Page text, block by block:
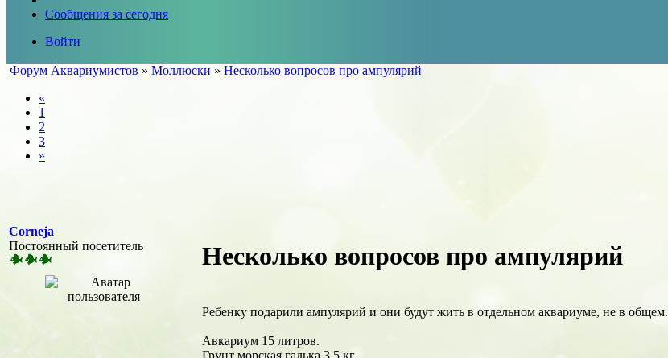
Сообщения за сегодня
Войти
Форум Аквариумистов » Моллюски » Несколько вопросов про ампулярий
«
1
2
3
»
Corneja
Постоянный посетитель
Несколько вопросов про ампулярий
Ребенку подарили ампулярий и они будут жить в отдельном аквариуме, не в общем.
Авкариум 15 литров.
Грунт морская галька 3,5 кг.